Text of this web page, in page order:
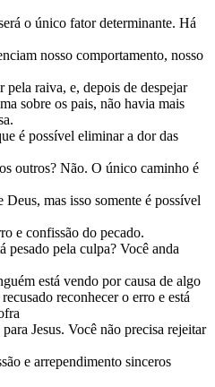
o único fator determinante. Há
nosso comportamento, nosso
pela raiva, e, depois de despejar
sobre os pais, não havia mais
é possível eliminar a dor das
outros? Não. O único caminho é
mas isso somente é possível
e confissão do pecado.
pesado pela culpa? Você anda
está vendo por causa de algo
reconhecer o erro e está
Jesus. Você não precisa rejeitar
e arrependimento sinceros